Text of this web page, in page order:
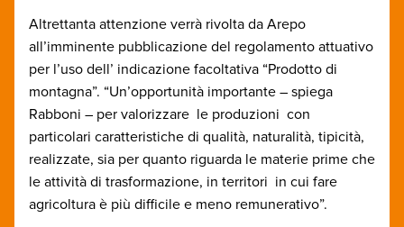
Altrettanta attenzione verrà rivolta da Arepo
all’imminente pubblicazione del regolamento attuativo
per l’uso dell’ indicazione facoltativa “Prodotto di
montagna”. “Un’opportunità importante – spiega
Rabboni – per valorizzare le produzioni con
particolari caratteristiche di qualità, naturalità, tipicità,
realizzate, sia per quanto riguarda le materie prime che
le attività di trasformazione, in territori in cui fare
agricoltura è più difficile e meno remunerativo”.